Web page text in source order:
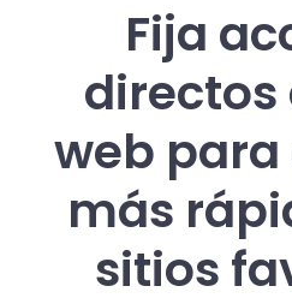
Fija
directos
web
más
sitios